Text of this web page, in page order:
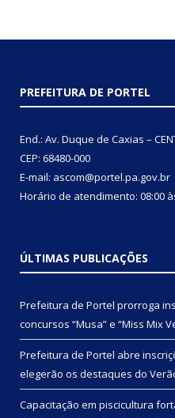
PREFEITURA DE PORTEL
End.: Av. Duque de Caxias –
CEP: 68480-000
E-mail: ascom@portel.pa.gov.br
Horário de atendimento: 08:00
ÚLTIMAS PUBLICAÇÕES
Prefeitura de Portel prorroga
concursos “Musa” e “Miss Mix
Prefeitura de Portel abre
elegerão os destaques do
Capacitação em piscicultura